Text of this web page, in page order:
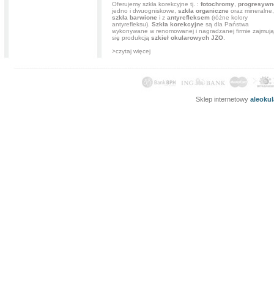
Oferujemy szkła korekcyjne tj. : fotochromy
jedno i dwuogniskowe, szkła organiczne oraz mineralne,
szkła barwione i z antyrefleksem (różne kolory
antyrefleksu). Szkła korekcyjne są dla Państwa
wykonywane w renomowanej i nagradzanej firmie
się produkcją szkieł okularowych JZO
>czytaj więcej
Sklep internetowy